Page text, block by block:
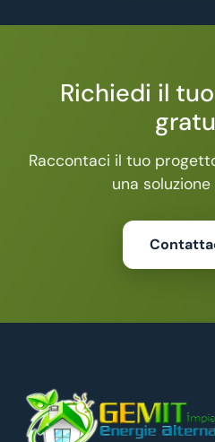
Richiedi il
Raccontaci il tuo
una